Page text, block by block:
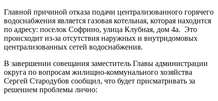
Главной причиной отказа подачи централизованного горячего
водоснабжения является газовая котельная, которая находится
по адресу: поселок Софрино, улица Клубная, дом 4а. Это
происходит из-за отсутствия наружных и внутридомовых
централизованных сетей водоснабжения.
В завершении совещания заместитель Главы администрации
округа по вопросам жилищно-коммунального хозяйства
Сергей Стародубов сообщил, что будет присматривать за
решением проблемы лично: